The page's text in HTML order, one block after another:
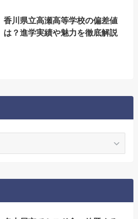
香川県立高瀬高等学校の偏差値
は？進学実績や魅力を徹底解説